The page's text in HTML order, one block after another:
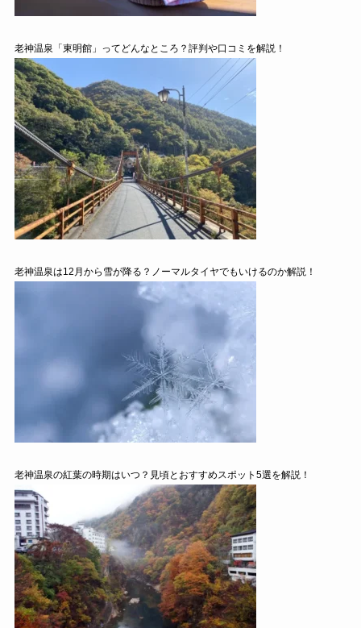
老神温泉「東明館」ってどんなところ？評判や口コミを解説！
老神温泉は12月から雪が降る？ノーマルタイヤでもいけるのか解説！
老神温泉の紅葉の時期はいつ？見頃とおすすめスポット5選を解説！